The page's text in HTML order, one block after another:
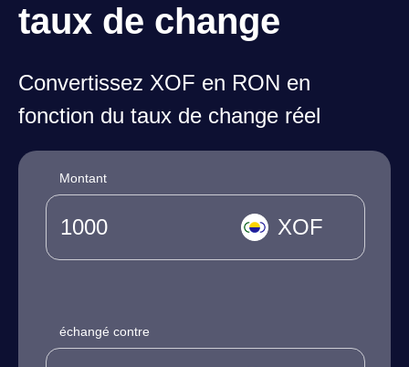
taux de change
Convertissez XOF en RON en
fonction du taux de change réel
Montant
XOF
échangé contre